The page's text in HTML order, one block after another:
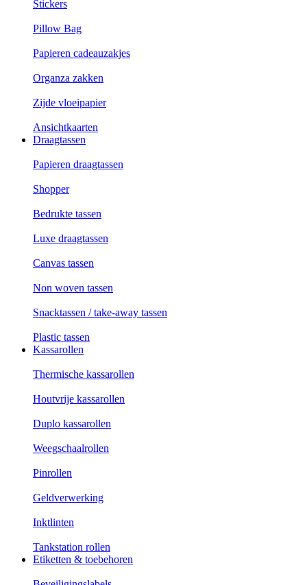
Stickers
Pillow Bag
Papieren cadeauzakjes
Organza zakken
Zijde vloeipapier
Ansichtkaarten
Draagtassen
Papieren draagtassen
Shopper
Bedrukte tassen
Luxe draagtassen
Canvas tassen
Non woven tassen
Snacktassen / take-away tassen
Plastic tassen
Kassarollen
Thermische kassarollen
Houtvrije kassarollen
Duplo kassarollen
Weegschaalrollen
Pinrollen
Geldverwerking
Inktlinten
Tankstation rollen
Etiketten & toebehoren